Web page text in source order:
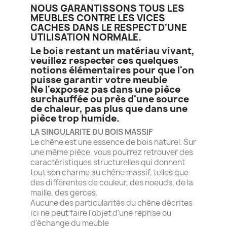
NOUS GARANTISSONS TOUS LES
MEUBLES CONTRE LES VICES
CACHES DANS LE RESPECT D'UNE
UTILISATION NORMALE.
Le bois restant un matériau vivant,
veuillez respecter ces quelques
notions élémentaires pour que l'on
puisse garantir votre meuble
Ne l'exposez pas dans une pièce
surchauffée ou près d'une source
de chaleur, pas plus que dans une
pièce trop humide.
LA SINGULARITE DU BOIS MASSIF
Le chêne est une essence de bois naturel. Sur
une même pièce, vous pourrez retrouver des
caractéristiques structurelles qui donnent
tout son charme au chêne massif, telles que
des différentes de couleur, des noeuds, de la
maille, des gerces.
Aucune des particularités du chêne décrites
ici ne peut faire l'objet d'une reprise ou
d'échange du meuble